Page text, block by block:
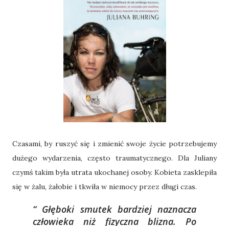
Czasami, by ruszyć się i zmienić swoje życie potrzebujemy
dużego wydarzenia, często traumatycznego. Dla Juliany
czymś takim była utrata ukochanej osoby. Kobieta zasklepiła
się w żalu, żałobie i tkwiła w niemocy przez długi czas.
Głęboki smutek bardziej naznacza
człowieka niż fizyczna blizna. Po